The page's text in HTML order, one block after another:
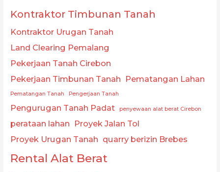
Kontraktor Timbunan Tanah
Kontraktor Urugan Tanah
Land Clearing Pemalang
Pekerjaan Tanah Cirebon
Pekerjaan Timbunan Tanah Pematangan Lahan
Pematangan Tanah Pengerjaan Tanah
Pengurugan Tanah Padat penyewaan alat berat Cirebon
perataan lahan Proyek Jalan Tol
Proyek Urugan Tanah quarry berizin Brebes
Rental Alat Berat